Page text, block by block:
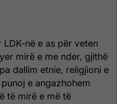
në e as për veten
mirë e me nder, gjithë
dallim etnie, religjioni e
e angazhohem
të mirë e më të